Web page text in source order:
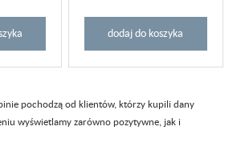
dodaj do koszyka
pochodzą od klientów, którzy kupili dany
wyświetlamy zarówno pozytywne, jak i